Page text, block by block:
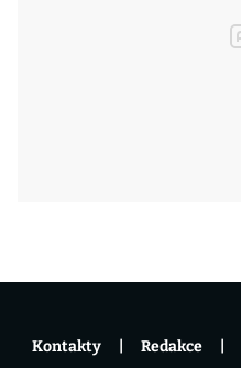
Kontakty Redakce